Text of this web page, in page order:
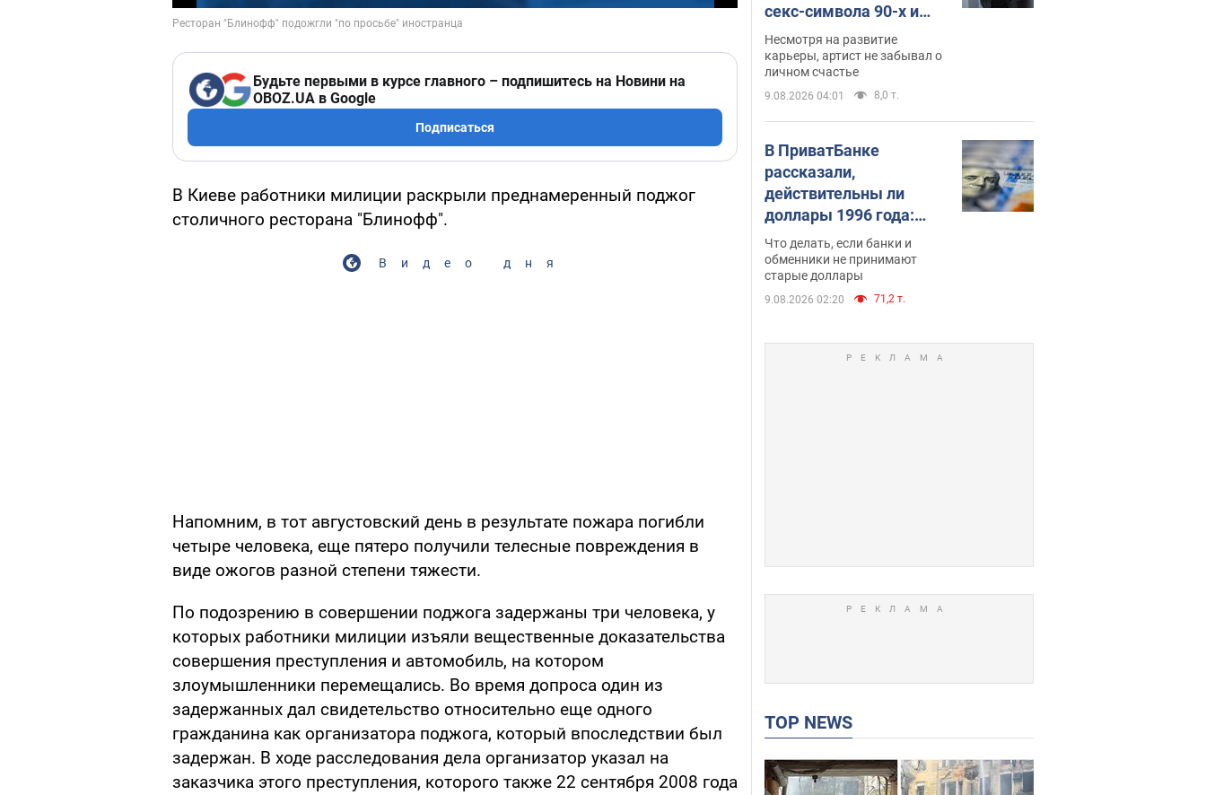
Будьте первыми в курсе главного – подпишитесь на Новини на
OBOZ.UA в Google
Подписаться
В Киеве работники милиции раскрыли преднамеренный поджог
столичного ресторана "Блинофф".
Видео дня
Напомним, в тот августовский день в результате пожара погибли
четыре человека, еще пятеро получили телесные повреждения в
виде ожогов разной степени тяжести.
По подозрению в совершении поджога задержаны три человека, у
которых работники милиции изъяли вещественные доказательства
совершения преступления и автомобиль, на котором
злоумышленники перемещались. Во время допроса один из
задержанных дал свидетельство относительно еще одного
гражданина как организатора поджога, который впоследствии был
задержан. В ходе расследования дела организатор указал на
заказчика этого преступления, которого также 22 сентября 2008 года
секс-символа 90-х и
как они выглядят
Несмотря на развитие
карьеры, артист не забывал о
личном счастье
9.08.2026 04:01 8,0 т.
В ПриватБанке
рассказали,
действительны ли
доллары 1996 года:
принимают ли
обменники и банки
такие купюры
Что делать, если банки и
обменники не принимают
старые доллары
9.08.2026 02:20 71,2 т.
TOP NEWS